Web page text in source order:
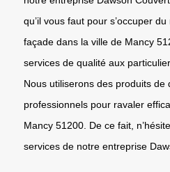
qu’il vous faut pour s’occuper
façade dans la ville de Mancy
services de qualité aux
Nous utiliserons des produits de
professionnels pour ravaler
Mancy 51200. De ce fait,
services de notre entreprise